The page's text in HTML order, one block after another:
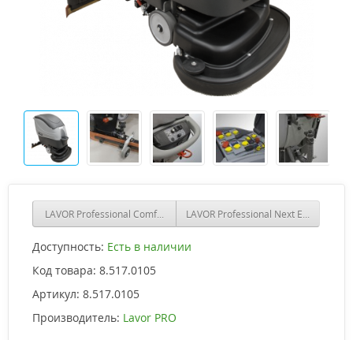
LAVOR Professional Comfort XS-R 75 ESSENTIALLAVOR Professional Next Evo 66 BTA
Доступность: Есть в наличии
Код товара: 8.517.0105
Артикул: 8.517.0105
Производитель: Lavor PRO